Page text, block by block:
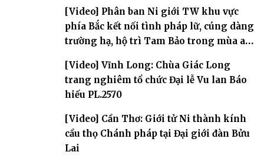
[Video] Phân ban Ni giới TW khu vực
phía Bắc kết nối tình pháp lữ, cúng dàng
trường hạ, hộ trì Tam Bảo trong mùa an
[Video] Vĩnh Long: Chùa Giác Long
trang nghiêm tổ chức Đại lễ Vu lan Báo
hiếu PL.2570
[Video] Cần Thơ: Giới tử Ni thành kính
cầu thọ Chánh pháp tại Đại giới đàn Bửu
Lai